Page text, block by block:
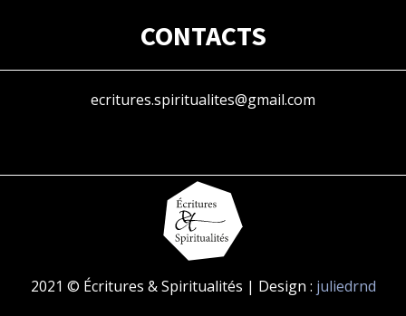
CONTACTS
ecritures.spiritualites@gmail.com
2021 © Écritures & Spiritualités | Design : juliedrnd